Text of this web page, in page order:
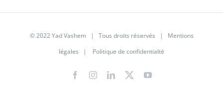
© 2022 Yad Vashem | Tous droits réservés | Mentions
légales | Politique de confidentialté
FacebookInstagramLinkedIn
X YouTube